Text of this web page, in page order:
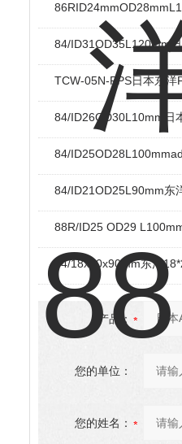
84/ID31OD35L120mm
TCW-05N-PPS日本东
84/ID26OD30L10mm日
84/
84/ID21OD25L90mm东
88R/ID25 OD29
84/18x20x90mm东洋
产品：
您的单位：
您的姓名：